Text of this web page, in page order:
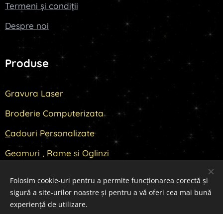
Termeni și condiții
Despre noi
Produse
Gravura Laser
Broderie Computerizata
Cadouri Personalizate
Geamuri , Rame si Oglinzi
Cookie-uri
Folosim cookie-uri pentru a permite funcționarea corectă și
sigură a site-urilor noastre și pentru a vă oferi cea mai bună
experiență de utilizare.